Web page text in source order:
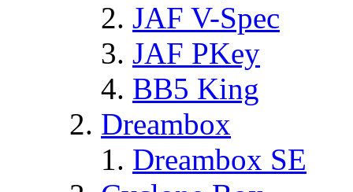
JAF V-Spec
JAF PKey
BB5 King
Dreambox
Dreambox SE